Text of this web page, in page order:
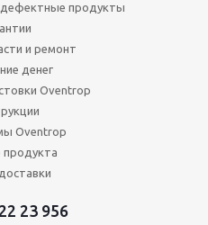
продукты
и ремонт
денег
Oventrop
Oventrop
продукта
23 956